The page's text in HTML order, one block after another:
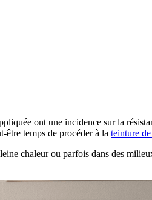
ont une incidence sur la
être temps de procéder à la teinture
chaleur ou parfois dans des